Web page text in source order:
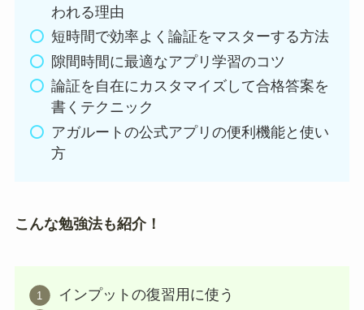
われる理由
短時間で効率よく論証をマスターする方法
隙間時間に最適なアプリ学習のコツ
論証を自在にカスタマイズして合格答案を
書くテクニック
アガルートの公式アプリの便利機能と使い
方
こんな勉強法も紹介！
インプットの復習用に使う